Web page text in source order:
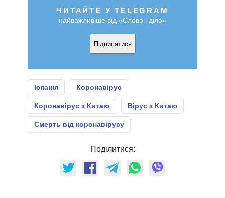
ЧИТАЙТЕ У TELEGRAM
найважливіше від «Слово і діло»
Підписатися
Іспанія Коронавірус
Коронавірус з Китаю Вірус з Китаю
Смерть від коронавірусу
Поділитися: